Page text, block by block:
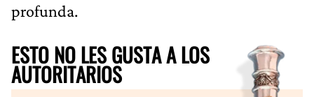
profunda.
ESTO NO LES GUSTA A LOS
AUTORITARIOS